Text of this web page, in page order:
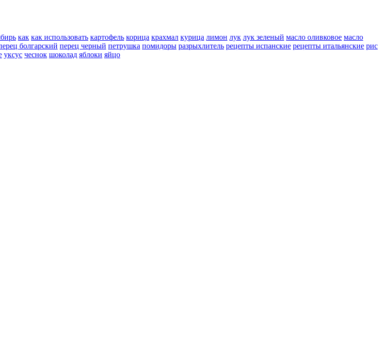
как как использовать картофель корица крахмал курица лимон лук лук зеленый масло оливковое масло
болгарский перец черный петрушка помидоры разрыхлитель рецепты испанские рецепты итальянские рис
уксус чеснок шоколад яблоки яйцо